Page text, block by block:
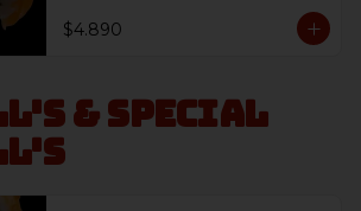
$4.890
& Special